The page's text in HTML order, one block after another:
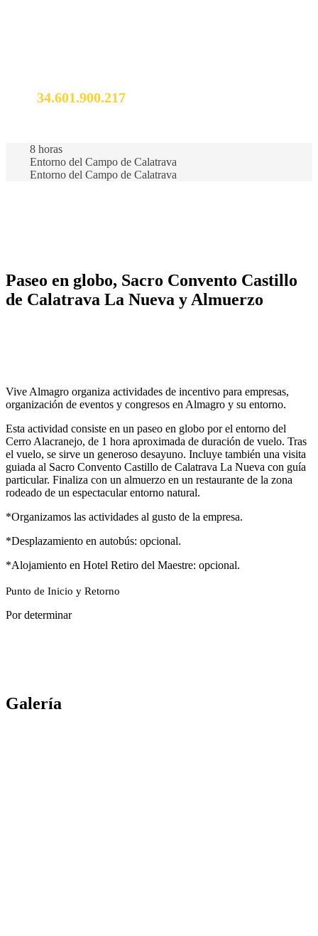
34.601.900.217
8 horas
Entorno del Campo de Calatrava
Entorno del Campo de Calatrava
Paseo en globo, Sacro Convento Castillo
de Calatrava La Nueva y Almuerzo
Vive Almagro organiza actividades de incentivo para empresas,
organización de eventos y congresos en Almagro y su entorno.
Esta actividad consiste en un paseo en globo por el entorno del
Cerro Alacranejo, de 1 hora aproximada de duración de vuelo. Tras
el vuelo, se sirve un generoso desayuno. Incluye también una visita
guiada al Sacro Convento Castillo de Calatrava La Nueva con guía
particular. Finaliza con un almuerzo en un restaurante de la zona
rodeado de un espectacular entorno natural.
*Organizamos las actividades al gusto de la empresa.
*Desplazamiento en autobús: opcional.
*Alojamiento en Hotel Retiro del Maestre: opcional.
Punto de Inicio y Retorno
Por determinar
Galería